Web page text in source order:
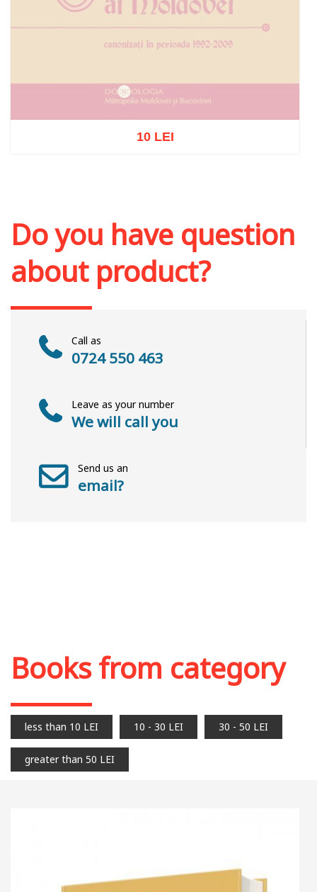
10 LEI
Do you have question
about product?
Call as
0724 550 463
Leave as your number
We will call you
Send us an
email?
Books from category
less than 10 LEI 10 - 30 LEI 30 - 50 LEI
greater than 50 LEI